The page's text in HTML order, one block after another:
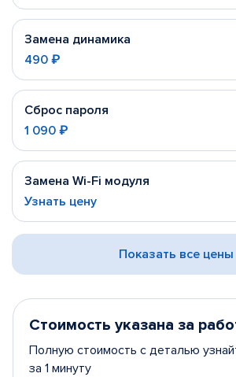
Замена динамика
490 ₽
Сброс пароля
1 090 ₽
Замена Wi-Fi модуля
Узнать цену
Показать все цены
Стоимость указана за
Полную стоимость с деталью
за 1 минуту